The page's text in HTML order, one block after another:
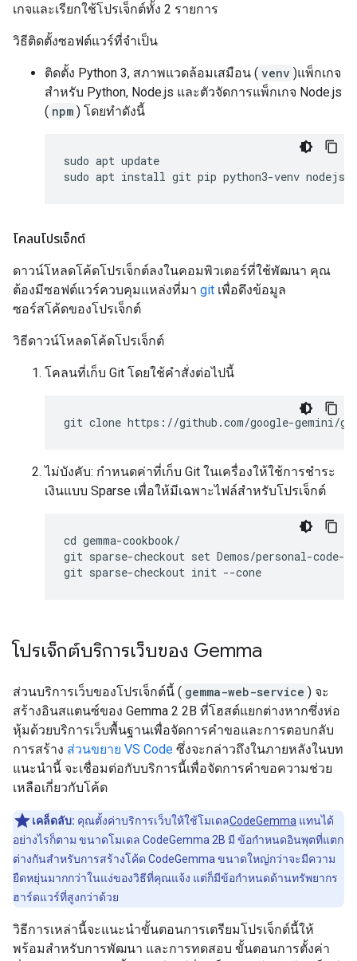
เกจและเรียกใช้โปรเจ็กต์ทั้ง 2 รายการ
วิธีติดตั้งซอฟต์แวร์ที่จำเป็น
ติดตั้ง Python 3, สภาพแวดล้อมเสมือน ( venv )แพ็กเกจ
สำหรับ Python, Node.js และตัวจัดการแพ็กเกจ Node.js
( npm ) โดยทำดังนี้
sudo apt update
โคลนโปรเจ็กต์
ดาวน์โหลดโค้ดโปรเจ็กต์ลงในคอมพิวเตอร์ที่ใช้พัฒนา คุณ
ต้องมีซอฟต์แวร์ควบคุมแหล่งที่มา git เพื่อดึงข้อมูล
ซอร์สโค้ดของโปรเจ็กต์
วิธีดาวน์โหลดโค้ดโปรเจ็กต์
โคลนที่เก็บ Git โดยใช้คำสั่งต่อไปนี้
ไม่บังคับ: กำหนดค่าที่เก็บ Git ในเครื่องให้ใช้การชำระ
เงินแบบ Sparse เพื่อให้มีเฉพาะไฟล์สำหรับโปรเจ็กต์
cd gemma-cookbook/
git sparse-checkout set Demos/personal-code-
โปรเจ็กต์บริการเว็บของ Gemma
ส่วนบริการเว็บของโปรเจ็กต์นี้ ( gemma-web-service ) จะ
สร้างอินสแตนซ์ของ Gemma 2 2B ที่โฮสต์แยกต่างหากซึ่งห่อ
หุ้มด้วยบริการเว็บพื้นฐานเพื่อจัดการคำขอและการตอบกลับ
การสร้าง ส่วนขยาย VS Code ซึ่งจะกล่าวถึงในภายหลังในบท
แนะนำนี้ จะเชื่อมต่อกับบริการนี้เพื่อจัดการคำขอความช่วย
เหลือเกี่ยวกับโค้ด
เคล็ดลับ: คุณตั้งค่าบริการเว็บให้ใช้โมเดลCodeGemma แทนได้
อย่างไรก็ตาม ขนาดโมเดล CodeGemma 2B มี ข้อกำหนดอินพุตที่แตก
ต่างกันสำหรับการสร้างโค้ด CodeGemma ขนาดใหญ่กว่าจะมีความ
ยืดหยุ่นมากกว่าในแง่ของวิธีที่คุณแจ้ง แต่ก็มีข้อกำหนดด้านทรัพยากร
ฮาร์ดแวร์ที่สูงกว่าด้วย
วิธีการเหล่านี้จะแนะนำขั้นตอนการเตรียมโปรเจ็กต์นี้ให้
พร้อมสำหรับการพัฒนา และการทดสอบ ขั้นตอนการตั้งค่า